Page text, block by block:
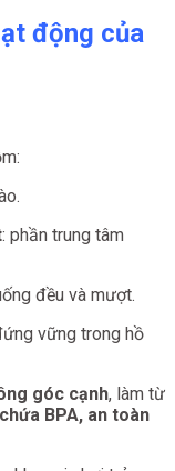
động của
: phần trung tâm
đều và mượt.
vững trong hồ
góc cạnh, làm từ
BPA, an toàn